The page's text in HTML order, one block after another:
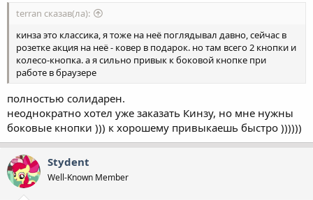
terran сказав(ла):
кинза это классика, я тоже на неё поглядывал давно, сейчас в
розетке акция на неё - ковер в подарок. но там всего 2 кнопки и
колесо-кнопка. а я сильно привык к боковой кнопке при
работе в браузере
полностью солидарен.
неоднократно хотел уже заказать Кинзу, но мне нужны
боковые кнопки ))) к хорошему привыкаешь быстро ))))))
Stydent
Well-Known Member